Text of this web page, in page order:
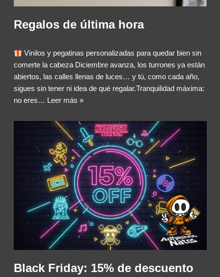
Regalos de última hora
Vinilos y pegatinas personalizadas para quedar bien sin
comerte la cabeza Diciembre avanza, los turrones ya están
abiertos, las calles llenas de luces… y tú, como cada año,
sigues sin tener ni idea de qué regalar.Tranquilidad máxima:
no eres… Leer más »
Black Friday: 15% de descuento